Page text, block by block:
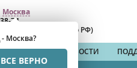
Москва
Москва?
ВЕРНО
74
(бесплатный по РФ)
БРЕНДЫ НОВОСТИ